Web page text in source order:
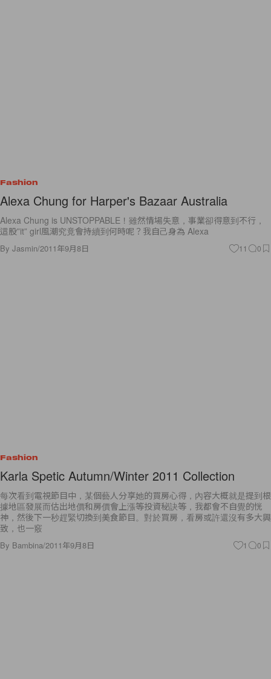
Fashion
Alexa Chung for Harper's Bazaar Australia
Alexa Chung is UNSTOPPABLE！雖然情場失意，事業卻得意到不行，
這股”it” girl風潮究竟會持續到何時呢？我自己身為 Alexa
By Jasmin/2011年9月8日 11 0
Fashion
Karla Spetic Autumn/Winter 2011 Collection
每次看到電視節目中，某個藝人分享她的買房心得，內容大概就是提到根
據地區發展而估出地價和房價會上漲等投資秘訣等，我都會不自覺的恍
神，然後下一秒趕緊切換到美食節目。對於買房，看房或許還沒有多大興
致，也一竅
By Bambina/2011年9月8日 1 0